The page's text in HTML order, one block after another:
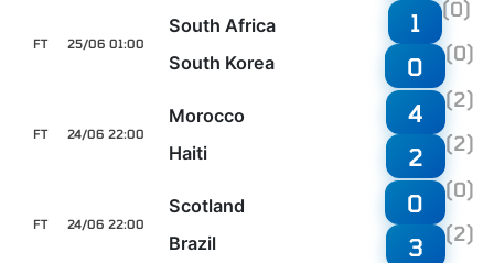
25/06 01:00
FT
South Africa
South Korea
1 (0)
0 (0)
24/06 22:00
FT
Morocco
Haiti
4 (2)
2 (2)
24/06 22:00
FT
Scotland
Brazil
0 (0)
3 (2)